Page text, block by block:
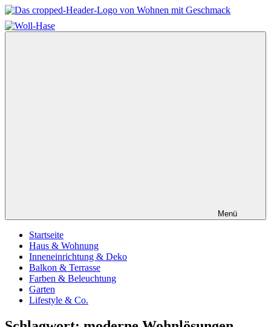
Zum
Inhalt
springen
Wohnen
Menü
Startseite
Haus & Wohnung
Inneneinrichtung & Deko
Balkon & Terrasse
Farben & Beleuchtung
Garten
Lifestyle & Co.